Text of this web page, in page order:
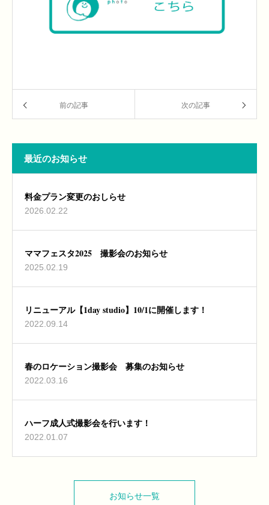
前の記事 次の記事
最近のお知らせ
料金プラン変更のおしらせ
2026.02.22
ママフェスタ2025 撮影会のお知らせ
2025.02.19
リニューアル【1day studio】10/1に開催します！
2022.09.14
春のロケーション撮影会 募集のお知らせ
2022.03.16
ハーフ成人式撮影会を行います！
2022.01.07
お知らせ一覧